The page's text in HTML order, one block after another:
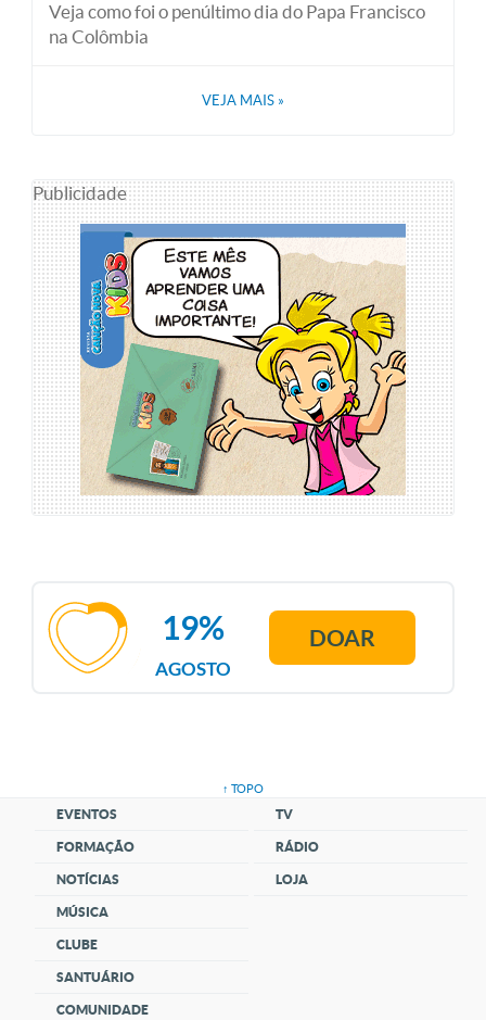
Veja como foi o penúltimo dia do Papa Francisco
na Colômbia
VEJA MAIS »
Publicidade
AGOSTO
19% DOAR
↑ TOPO
EVENTOS
FORMAÇÃO
NOTÍCIAS
MÚSICA
CLUBE
SANTUÁRIO
COMUNIDADE
TV
RÁDIO
LOJA